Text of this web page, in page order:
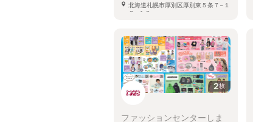
北海道札幌市厚別区厚別東５条７−１
２−１０
2枚
ファッションセンターしま